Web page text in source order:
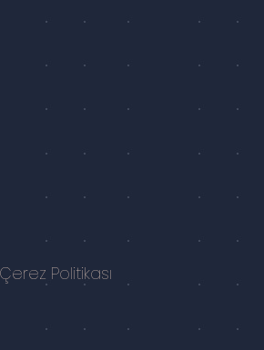
Çerez Politikası